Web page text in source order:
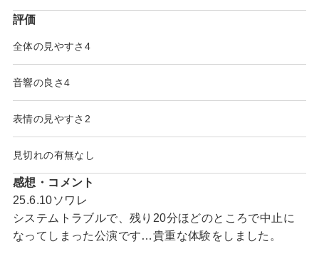
評価
全体の見やすさ 4
音響の良さ4
表情の見やすさ 2
見切れの有無なし
感想・コメント
25.6.10ソワレ
システムトラブルで、残り20分ほどのところで中止に
なってしまった公演です…貴重な体験をしました。